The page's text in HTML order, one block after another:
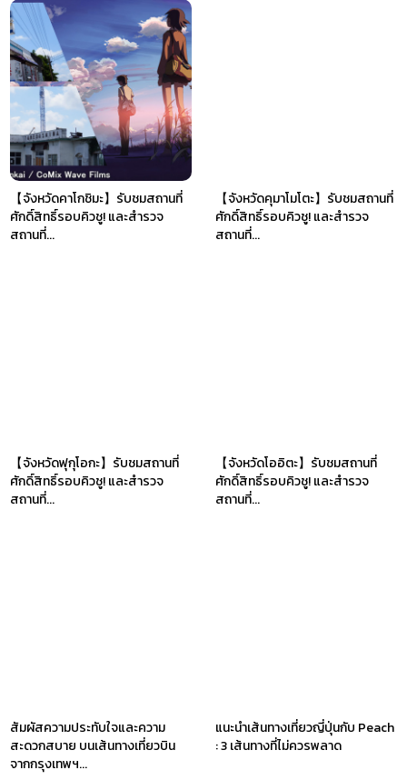
【จังหวัดคาโกชิมะ】รับชมสถานที่
ศักดิ์สิทธิ์รอบคิวชู! และสำรวจ
สถานที่...
【จังหวัดคุมาโมโตะ】รับชมสถานที่
ศักดิ์สิทธิ์รอบคิวชู! และสำรวจ
สถานที่...
【จังหวัดฟุกุโอกะ】รับชมสถานที่
ศักดิ์สิทธิ์รอบคิวชู! และสำรวจ
สถานที่...
【จังหวัดโออิตะ】รับชมสถานที่
ศักดิ์สิทธิ์รอบคิวชู! และสำรวจ
สถานที่...
สัมผัสความประทับใจและความ
สะดวกสบาย บนเส้นทางเที่ยวบิน
จากกรุงเทพฯ...
แนะนำเส้นทางเที่ยวญี่ปุ่นกับ Peach
: 3 เส้นทางที่ไม่ควรพลาด